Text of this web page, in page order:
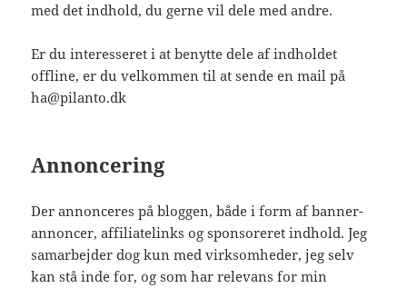
med det indhold, du gerne vil dele med andre.
Er du interesseret i at benytte dele af indholdet
offline, er du velkommen til at sende en mail på
ha@pilanto.dk
Annoncering
Der annonceres på bloggen, både i form af banner-
annoncer, affiliatelinks og sponsoreret indhold. Jeg
samarbejder dog kun med virksomheder, jeg selv
kan stå inde for, og som har relevans for min